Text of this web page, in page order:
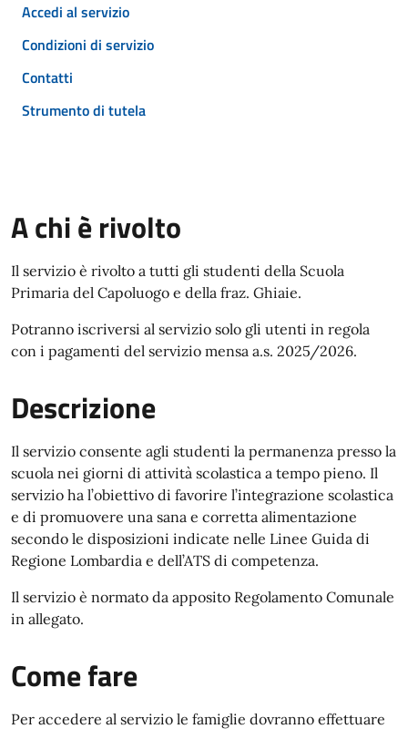
Accedi al servizio
Condizioni di servizio
Contatti
Strumento di tutela
A chi è rivolto
Il servizio è rivolto a tutti gli studenti della Scuola
Primaria del Capoluogo e della fraz. Ghiaie.
Potranno iscriversi al servizio solo gli utenti in regola
con i pagamenti del servizio mensa a.s. 2025/2026.
Descrizione
Il servizio consente agli studenti la permanenza presso la
scuola nei giorni di attività scolastica a tempo pieno. Il
servizio ha l’obiettivo di favorire l’integrazione scolastica
e di promuovere una sana e corretta alimentazione
secondo le disposizioni indicate nelle Linee Guida di
Regione Lombardia e dell’ATS di competenza.
Il servizio è normato da apposito Regolamento Comunale
in allegato.
Come fare
Per accedere al servizio le famiglie dovranno effettuare